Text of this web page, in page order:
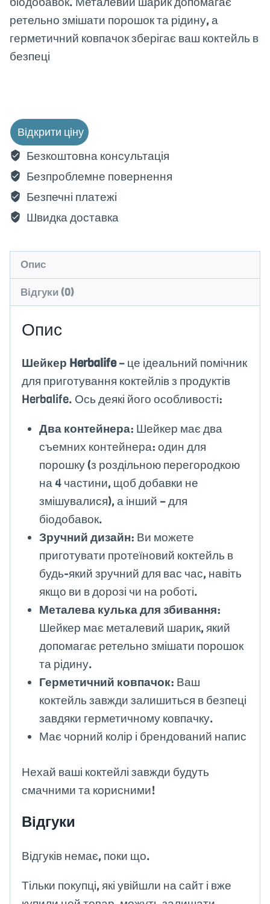
ретельно змішати порошок та рідину, а
герметичний ковпачок зберігає ваш коктейль в
безпеці
Відкрити ціну
Безкоштовна консультація
Безпроблемне повернення
Безпечні платежі
Швидка доставка
Опис
Відгуки (0)
Опис
Шейкер Herbalife– це ідеальний помічник
для приготування коктейлів з продуктів
Herbalife. Ось деякі його особливості:
Два контейнера: Шейкер має два
съемних контейнера: один для
порошку (з роздільною перегородкою
на 4 частини, щоб добавки не
змішувалися), а інший – для
біодобавок.
Зручний дизайн: Ви можете
приготувати протеїновий коктейль в
будь-який зручний для вас час, навіть
якщо ви в дорозі чи на роботі.
Металева кулька для збивання:
Шейкер має металевий шарик, який
допомагає ретельно змішати порошок
та рідину.
Герметичний ковпачок: Ваш
коктейль завжди залишиться в безпеці
завдяки герметичному ковпачку.
Має чорний колір і брендований напис
Нехай ваші коктейлі завжди будуть
смачними та корисними!
Відгуки
Відгуків немає, поки що.
Тільки покупці, які увійшли на сайт і вже